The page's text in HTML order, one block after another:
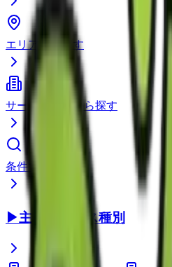
エリアから探す
サービス種別から探す
条件で検索
▶主要サービス種別